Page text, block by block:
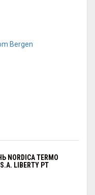
TERMO
LIBERTY PT